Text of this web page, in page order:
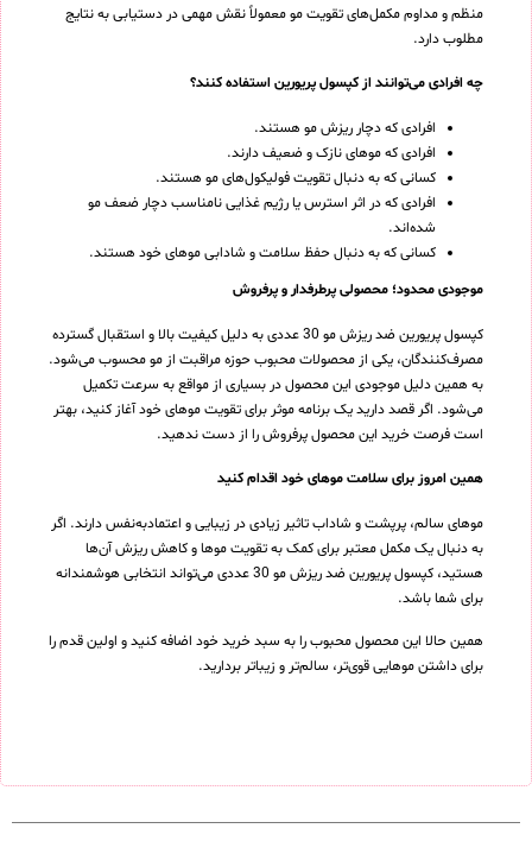
منظم و مداوم مکمل‌های تقویت مو معمولاً نقش مهمی در دستیابی به نتایج
مطلوب دارد.
چه افرادی می‌توانند از کپسول پریورین استفاده کنند؟
افرادی که دچار ریزش مو هستند.
افرادی که موهای نازک و ضعیف دارند.
کسانی که به دنبال تقویت فولیکول‌های مو هستند.
افرادی که در اثر استرس یا رژیم غذایی نامناسب دچار ضعف مو
شده‌اند.
کسانی که به دنبال حفظ سلامت و شادابی موهای خود هستند.
موجودی محدود؛ محصولی پرطرفدار و پرفروش
کپسول پریورین ضد ریزش مو 30 عددی به دلیل کیفیت بالا و استقبال گسترده
مصرف‌کنندگان، یکی از محصولات محبوب حوزه مراقبت از مو محسوب می‌شود.
به همین دلیل موجودی این محصول در بسیاری از مواقع به سرعت تکمیل
می‌شود. اگر قصد دارید یک برنامه موثر برای تقویت موهای خود آغاز کنید، بهتر
است فرصت خرید این محصول پرفروش را از دست ندهید.
همین امروز برای سلامت موهای خود اقدام کنید
موهای سالم، پرپشت و شاداب تاثیر زیادی در زیبایی و اعتمادبه‌نفس دارند. اگر
به دنبال یک مکمل معتبر برای کمک به تقویت موها و کاهش ریزش آن‌ها
هستید، کپسول پریورین ضد ریزش مو 30 عددی می‌تواند انتخابی هوشمندانه
برای شما باشد.
همین حالا این محصول محبوب را به سبد خرید خود اضافه کنید و اولین قدم را
برای داشتن موهایی قوی‌تر، سالم‌تر و زیباتر بردارید.